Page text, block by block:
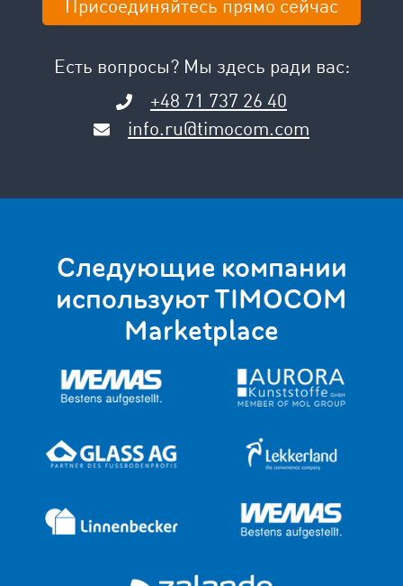
Присоединяйтесь прямо сейчас
Есть вопросы? Мы здесь ради вас:
+48 71 737 26 40
info.ru@timocom.com
Следующие компании
используют TIMOCOM
Marketplace